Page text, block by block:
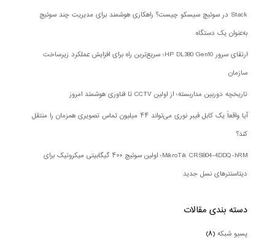
Stack در سوئیچ سیسکو چیست؟ راهکاری هوشمند برای مدیریت چند سوئیچ
به‌عنوان یک دستگاه
ارتقای سرور HP DL380 Gen10؛ سریع‌ترین راه برای افزایش عملکرد زیرساخت
سازمان
تاریخچه دوربین مداربسته؛ از اولین CCTV تا فناوری هوشمند امروز
آیا واقعاً یک کابل فیبر نوری می‌تواند ۴۴ میلیون تماس تصویری همزمان را منتقل
کند؟
MikroTik CRS804-4DDQ-hRM؛ اولین سوئیچ ۴۰۰ گیگابیتی میکروتیک برای
دیتاسنترهای نسل جدید
دسته بندی‌ مقالات
پسیو شبکه(۸)